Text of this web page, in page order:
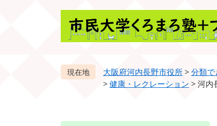
大阪府河内長野市役所>分類
>健康・レクレーション >河内